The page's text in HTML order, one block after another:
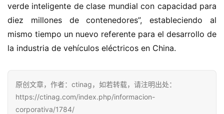
verde inteligente de clase mundial con capacidad para
diez millones de contenedores”, estableciendo al
mismo tiempo un nuevo referente para el desarrollo de
la industria de vehículos eléctricos en China.
原创文章，作者：ctinag，如若转载，请注明出处：
https://ctinag.com/index.php/informacion-
corporativa/1784/